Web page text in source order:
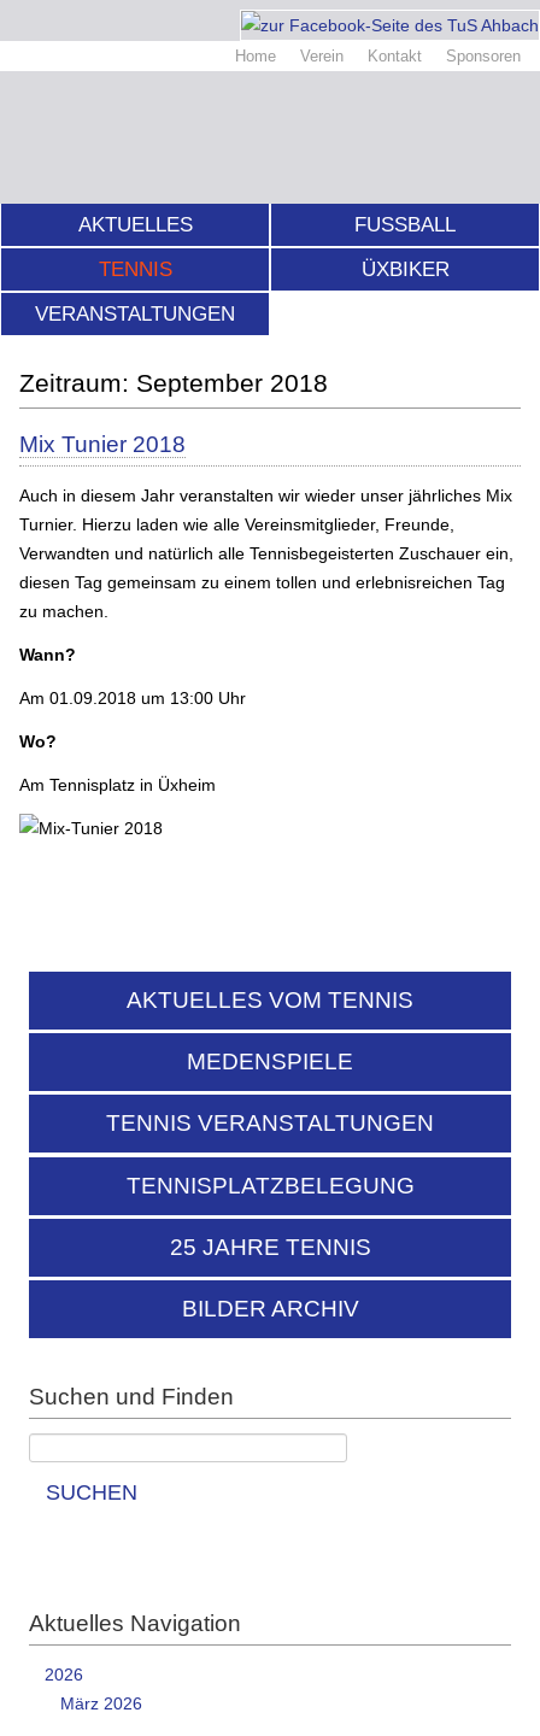
Home Verein Kontakt Sponsoren
AKTUELLES
FUSSBALL
TENNIS
ÜXBIKER
VERANSTALTUNGEN
September 2018
Mix Tunier 2018
Auch in diesem Jahr veranstalten wir wieder unser jährliches Mix
Turnier. Hierzu laden wie alle Vereinsmitglieder, Freunde,
Verwandten und natürlich alle Tennisbegeisterten Zuschauer ein,
diesen Tag gemeinsam zu einem tollen und erlebnisreichen Tag
zu machen.
Wann?
Am 01.09.2018 um 13:00 Uhr
Wo?
Am Tennisplatz in Üxheim
AKTUELLES VOM TENNIS
MEDENSPIELE
TENNIS VERANSTALTUNGEN
TENNISPLATZBELEGUNG
25 JAHRE TENNIS
BILDER ARCHIV
Suchen und Finden
SUCHEN
Aktuelles Navigation
2026
März 2026